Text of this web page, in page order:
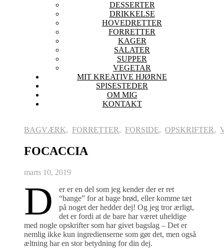
DESSERTER
DRIKKELSE
HOVEDRETTER
FORRETTER
KAGER
SALATER
SUPPER
VEGETAR
MIT KREATIVE HJØRNE
SPISESTEDER
OM MIG
KONTAKT
BAGVÆRK, FORRETTER, FORSIDE, OPSKRIFTER,
FOCACCIA
marts 10, 2019
D
er er en del som jeg kender der er ret
“bange” for at bage brød, eller komme tæt
på noget der hedder dej! Og jeg tror ærligt,
det er fordi at de bare har været uheldige
med nogle opskrifter som har givet bagslag – Det er
nemlig ikke kun ingredienserne som gør det, men også
æltning har en stor betydning for din dej.